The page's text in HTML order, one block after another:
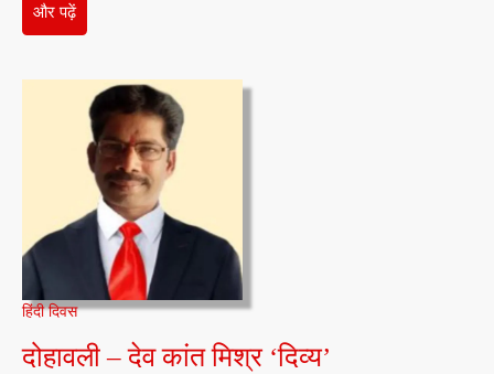
और पढ़ेंऔर
पढ़ें
हिंदी दिवस
दोहावली – देव कांत मिश्र ‘दिव्य’